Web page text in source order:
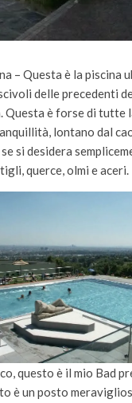
– Questa è la piscina
delle precedenti
è forse di tutte
lontano dal
si desidera
querce, olmi e aceri.
questo è il mio Bad
è un posto